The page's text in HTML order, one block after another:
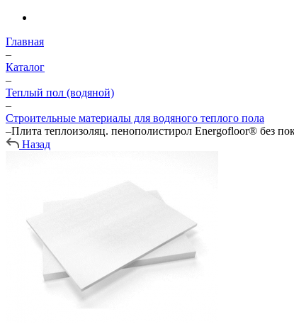
Главная
–
Каталог
–
Теплый пол (водяной)
–
Строительные материалы для водяного теплого пола
–Плита теплоизоляц. пенополистирол Energofloor® без
Назад